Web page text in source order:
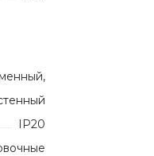
IP20